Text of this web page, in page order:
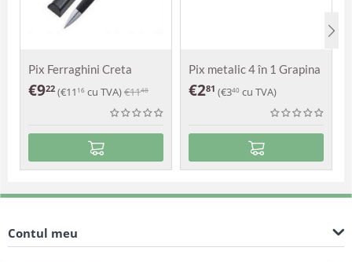
Pix Ferraghini Creta
€922 (€11 16 cu TVA)€1148
Pix metalic 4 în 1 Grapina
€281 (€340 cu TVA)
Contul meu